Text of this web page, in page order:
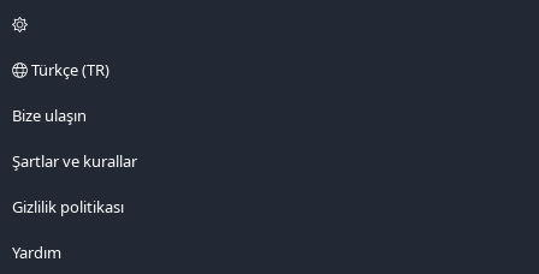
Türkçe (TR)
Bize ulaşın
Şartlar ve kurallar
Gizlilik politikası
Yardım